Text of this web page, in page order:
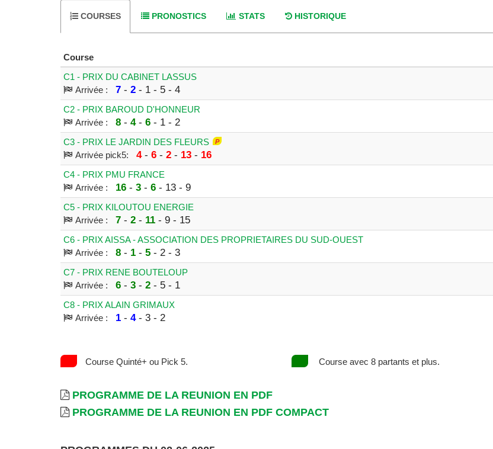
COURSES PRONOSTICS STATS HISTORIQUE
Course
C1 - PRIX DU CABINET LASSUS
Arrivée :
7- 2- 1 - 5 - 4
C2 - PRIX BAROUD D'HONNEUR
Arrivée :
8- 4- 6- 1 - 2
C3 - PRIX LE JARDIN DES FLEURS
Arrivée pick5:
4- 6- 2- 13- 16
C4 - PRIX PMU FRANCE
Arrivée :
16- 3- 6- 13 - 9
C5 - PRIX KILOUTOU ENERGIE
Arrivée :
7- 2- 11- 9 - 15
C6 - PRIX AISSA - ASSOCIATION DES PROPRIETAIRES DU SUD-OUEST
Arrivée :
8- 1- 5- 2 - 3
C7 - PRIX RENE BOUTELOUP
Arrivée :
6- 3- 2- 5 - 1
C8 - PRIX ALAIN GRIMAUX
Arrivée :
1- 4- 3 - 2
Course Quinté+ ou Pick 5. Course avec 8 partants et plus.
PROGRAMME DE LA REUNION EN PDF
PROGRAMME DE LA REUNION EN PDF COMPACT